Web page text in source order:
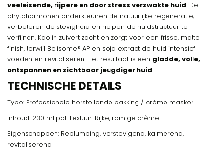
veeleisende, rijpere en door stress verzwakte huid. De
phytohormonen ondersteunen de natuurlijke regeneratie,
verbeteren de stevigheid en helpen de huidstructuur te
verfijnen. Kaolin zuivert zacht en zorgt voor een frisse, matte
finish, terwijl Belisome® AP en soja‑extract de huid intensief
voeden en revitaliseren. Het resultaat is een gladde, volle,
ontspannen en zichtbaar jeugdiger huid.
TECHNISCHE DETAILS
Type: Professionele herstellende pakking / crème‑masker
Inhoud: 230 ml pot Textuur: Rijke, romige crème
Eigenschappen: Replumping, verstevigend, kalmerend,
revitaliserend